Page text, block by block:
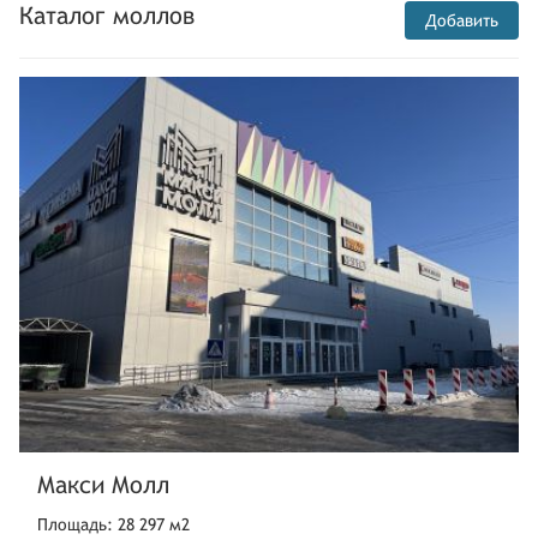
Каталог моллов Добавить
Макси Молл
Площадь: 28 297 м2